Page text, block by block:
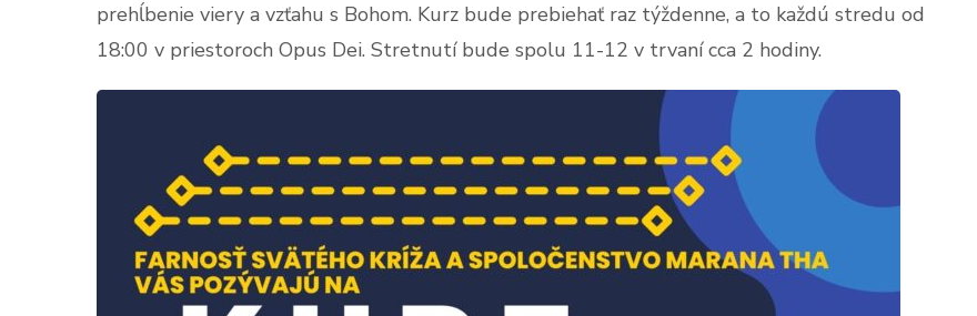
prehĺbenie viery a vzťahu s Bohom. Kurz bude prebiehať raz týždenne, a to každú stredu od
18:00 v priestoroch Opus Dei. Stretnutí bude spolu 11-12 v trvaní cca 2 hodiny.